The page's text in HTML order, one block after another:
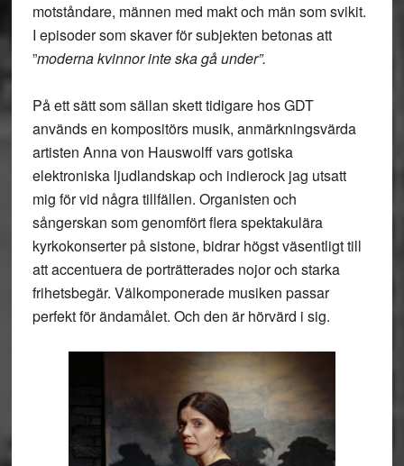
motståndare, männen med makt och män som svikit.
I episoder som skaver för subjekten betonas att
”moderna kvinnor inte ska gå under”.
På ett sätt som sällan skett tidigare hos GDT
används en kompositörs musik, anmärkningsvärda
artisten Anna von Hauswolff vars gotiska
elektroniska ljudlandskap och indierock jag utsatt
mig för vid några tillfällen. Organisten och
sångerskan som genomfört flera spektakulära
kyrkokonserter på sistone, bidrar högst väsentligt till
att accentuera de porträtterades nojor och starka
frihetsbegär. Välkomponerade musiken passar
perfekt för ändamålet. Och den är hörvärd i sig.